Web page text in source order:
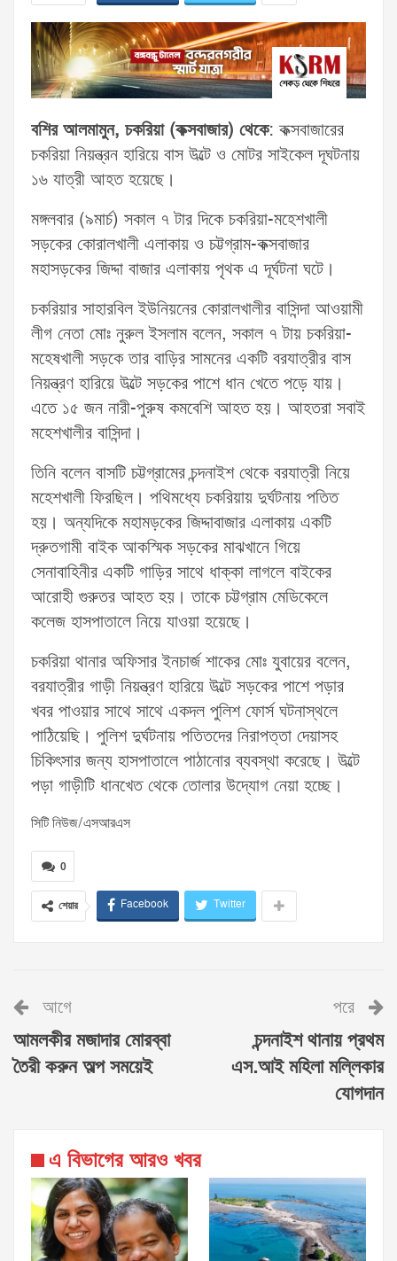
বশির আলমামুন, চকরিয়া (কক্সবাজার) থেকে: কক্সবাজারের
চকরিয়া নিয়ন্ত্রন হারিয়ে বাস উল্টে ও মোটর সাইকেল দূঘটনায়
১৬ যাত্রী আহত হয়েছে।
মঙ্গলবার (৯মার্চ) সকাল ৭ টার দিকে চকরিয়া-মহেশখালী
সড়কের কোরালখালী এলাকায় ও চট্টগ্রাম-কক্সবাজার
মহাসড়কের জিদ্দা বাজার এলাকায় পৃথক এ দূর্ঘটনা ঘটে।
চকরিয়ার সাহারবিল ইউনিয়নের কোরালখালীর বাসিন্দা আওয়ামী
লীগ নেতা মোঃ নুরুল ইসলাম বলেন, সকাল ৭ টায় চকরিয়া-
মহেষখালী সড়কে তার বাড়ির সামনের একটি বরযাত্রীর বাস
নিয়ন্ত্রণ হারিয়ে উল্টে সড়কের পাশে ধান খেতে পড়ে যায়।
এতে ১৫ জন নারী-পুরুষ কমবেশি আহত হয়। আহতরা সবাই
মহেশখালীর বাসিন্দা।
তিনি বলেন বাসটি চট্টগ্রামের চন্দনাইশ থেকে বরযাত্রী নিয়ে
মহেশখালী ফিরছিল। পথিমধ্যে চকরিয়ায় দুর্ঘটনায় পতিত
হয়। অন্যদিকে মহামড়কের জিদ্দাবাজার এলাকায় একটি
দ্রুতগামী বাইক আকস্মিক সড়কের মাঝখানে গিয়ে
সেনাবাহিনীর একটি গাড়ির সাথে ধাক্কা লাগলে বাইকের
আরোহী গুরুতর আহত হয়। তাকে চট্টগ্রাম মেডিকেলে
কলেজ হাসপাতালে নিয়ে যাওয়া হয়েছে।
চকরিয়া থানার অফিসার ইনচার্জ শাকের মোঃ যুবায়ের বলেন,
বরযাত্রীর গাড়ী নিয়ন্ত্রণ হারিয়ে উল্টে সড়কের পাশে পড়ার
খবর পাওয়ার সাথে সাথে একদল পুলিশ ফোর্স ঘটনাস্থলে
পাঠিয়েছি। পুলিশ দুর্ঘটনায় পতিতদের নিরাপত্তা দেয়াসহ
চিকিৎসার জন্য হাসপাতালে পাঠানোর ব্যবস্থা করেছে। উল্টে
পড়া গাড়ীটি ধানখেত থেকে তোলার উদ্যোগ নেয়া হচ্ছে।
সিটি নিউজ/এসআরএস
0
শেয়ার Facebook Twitter
আগে
আমলকীর মজাদার মোরব্বা
তৈরী করুন অল্প সময়েই
পরে
চন্দনাইশ থানায় প্রথম
এস.আই মহিলা মল্লিকার
যোগদান
এ বিভাগের আরও খবর